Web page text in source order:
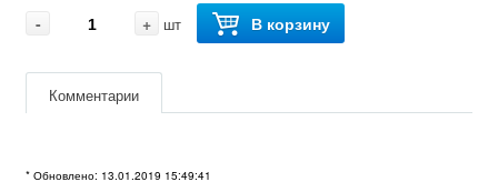
- + шт В корзину
Комментарии
* Обновлено: 13.01.2019 15:49:41